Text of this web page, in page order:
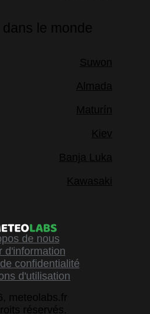
le monde
Suwon
Almada
Maturín
Kiev
Banja Luka
Kawasaki
de nous
d'information
confidentialité
d'utilisation
meteolabs.fr
réservés.